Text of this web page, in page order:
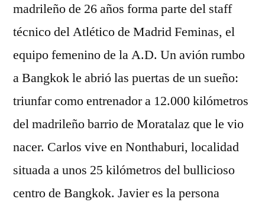
madrileño de 26 años forma parte del staff
técnico del Atlético de Madrid Feminas, el
equipo femenino de la A.D. Un avión rumbo
a Bangkok le abrió las puertas de un sueño:
triunfar como entrenador a 12.000 kilómetros
del madrileño barrio de Moratalaz que le vio
nacer. Carlos vive en Nonthaburi, localidad
situada a unos 25 kilómetros del bullicioso
centro de Bangkok. Javier es la persona